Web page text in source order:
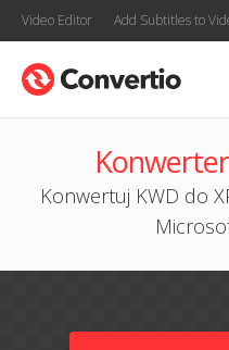
Video Editor Add Subtitles to
Konwertuj KWD do